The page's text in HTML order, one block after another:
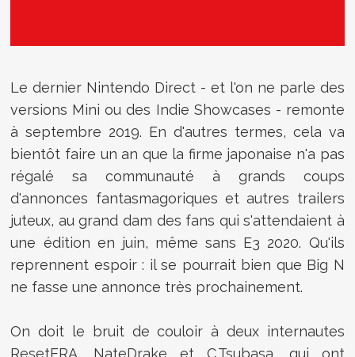
Le dernier Nintendo Direct - et l'on ne parle des
versions Mini ou des Indie Showcases - remonte
à septembre 2019. En d'autres termes, cela va
bientôt faire un an que la firme japonaise n'a pas
régalé sa communauté à grands coups
d'annonces fantasmagoriques et autres trailers
juteux, au grand dam des fans qui s'attendaient à
une édition en juin, même sans E3 2020. Qu'ils
reprennent espoir : il se pourrait bien que Big N
ne fasse une annonce très prochainement.
On doit le bruit de couloir à deux internautes
ResetERA, NateDrake et C.Tsubasa, qui ont